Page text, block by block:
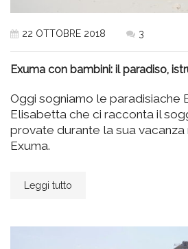
22 OTTOBRE 2018 3
Exuma con bambini: il paradiso,
Oggi sogniamo le paradisiache
Elisabetta che ci racconta il
provate durante la sua
Exuma.
Leggi tutto